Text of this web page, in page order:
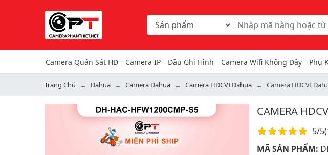
Chọn danh mục tìm kiếm
Từ khóa hoặc mã hàng
Camera Quán Sát HD Camera IP Đầu Ghi Hình Camera Wifi Không Dây Phụ
Trang Chủ Dahua Camera Dahua Camera HDCVI Dahua Camera HDCVI
CAMERA
5/5(
MÃ SẢN PHẨM: